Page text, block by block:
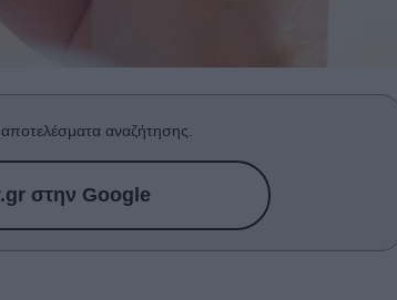
αναζήτησης.
στην Google